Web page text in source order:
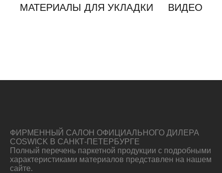
МАТЕРИАЛЫ ДЛЯ УКЛАДКИ ВИДЕО
ФИРМЕННЫЙ САЛОН ОФИЦИАЛЬНОГО ДИЛЕРА
COSWICK В САНКТ-ПЕТЕРБУРГЕ
Полный перечень паркетной продукции с подробными
характеристиками материалов представлен на нашем
сайте.